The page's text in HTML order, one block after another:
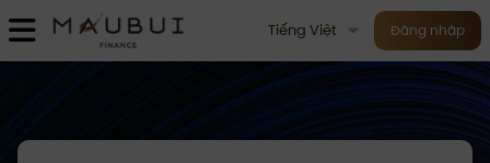
Tiếng Việt Đăng nhập